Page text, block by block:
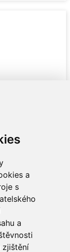
a
s
a
zjištění
od12,40Kč